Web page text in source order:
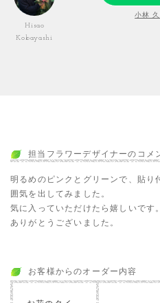
Hisao
Kobayashi
小林
担当フラワーデザイナーのコメ
明るめのピンクとグリーンで、貼り
囲気を出してみました。
気に入っていただけたら嬉しいです。
ありがとうございました。
お客様からのオーダー内容